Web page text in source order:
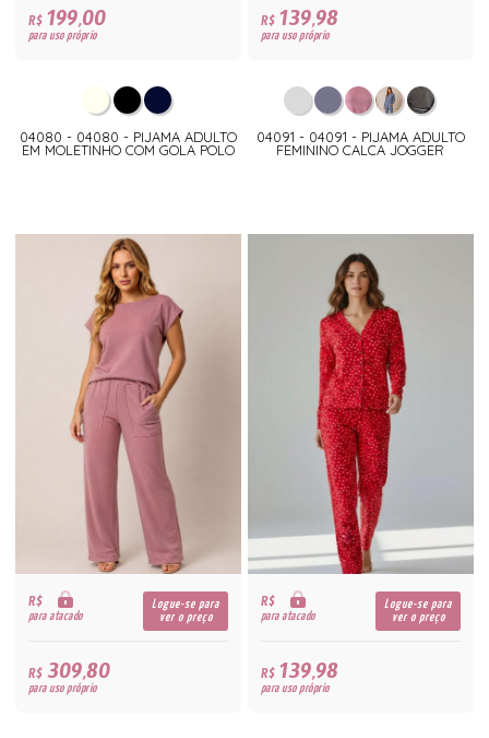
R$199,00
para uso próprio
04080 - 04080 - PIJAMA ADULTO
EM MOLETINHO COM GOLA POLO
R$139,98
para uso próprio
04091 - 04091 - PIJAMA ADULTO
FEMININO CALCA JOGGER
R$
para atacado
Logue-se para
ver o preço
R$309,80
para uso próprio
R$
para atacado
Logue-se para
ver o preço
R$139,98
para uso próprio